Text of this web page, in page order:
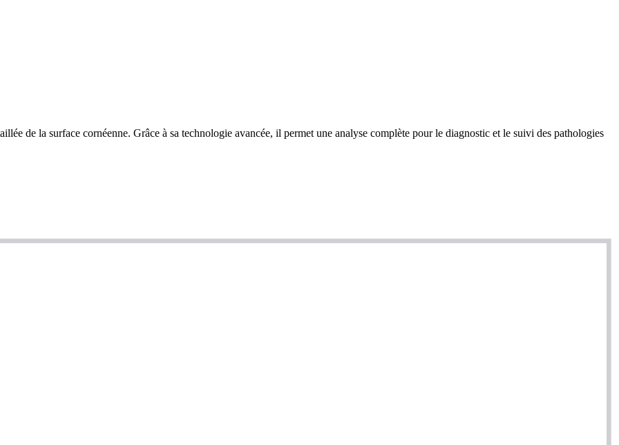
de la surface cornéenne. Grâce à sa technologie avancée, il permet une analyse complète pour le diagnostic et le suivi des pathologies